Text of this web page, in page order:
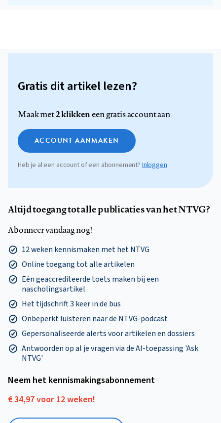
Gratis dit artikel lezen?
Maak met2 klikkeneen gratis account aan
ACCOUNT AANMAKEN
Heb je al een account of een abonnement? Inloggen
Altijd toegang tot alle publicaties van het NTVG?
Abonneer vandaag nog!
12 weken kennismaken met het NTVG
Online toegang tot alle artikelen
Eén geaccrediteerde toets maken bij een
nascholingsartikel
Het tijdschrift 3 keer in de bus
Onbeperkt luisteren naar de NTVG-podcast
Gepersonaliseerde alerts voor artikelen en dossiers
Antwoorden op al je vragen via de AI-toepassing 'Ask
NTVG'
Neem het kennismakings­abonnement
€ 34,97 voor 12 weken!